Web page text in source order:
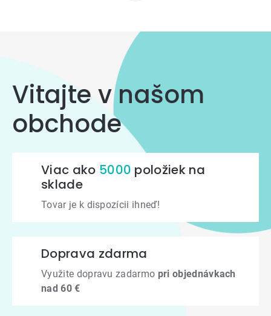
Vitajte v našom
obchode
Viac ako 5000 položiek na
sklade
Tovar je k dispozícii ihneď!
Doprava zdarma
Využite dopravu zadarmo pri objednávkach
nad 60 €